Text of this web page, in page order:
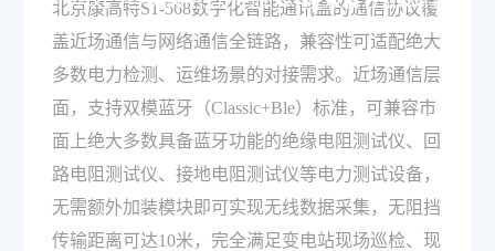
北京康高特S1-568数字化智能通讯盒的通信协议覆
盖近场通信与网络通信全链路，兼容性可适配绝大
多数电力检测、运维场景的对接需求。近场通信层
面，支持双模蓝牙（Classic+Ble）标准，可兼容市
面上绝大多数具备蓝牙功能的绝缘电阻测试仪、回
路电阻测试仪、接地电阻测试仪等电力测试设备，
无需额外加装模块即可实现无线数据采集，无阻挡
传输距离可达10米，完全满足变电站现场巡检、现